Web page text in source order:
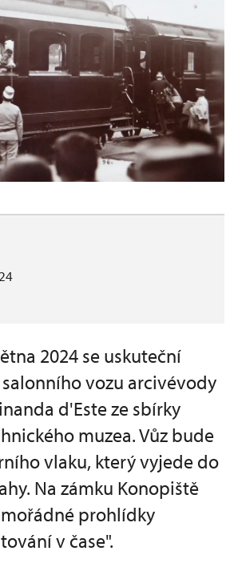
2024 se uskuteční
vozu arcivévody
d'Este ze sbírky
muzea. Vůz bude
vlaku, který vyjede do
Na zámku Konopiště
prohlídky
v čase".